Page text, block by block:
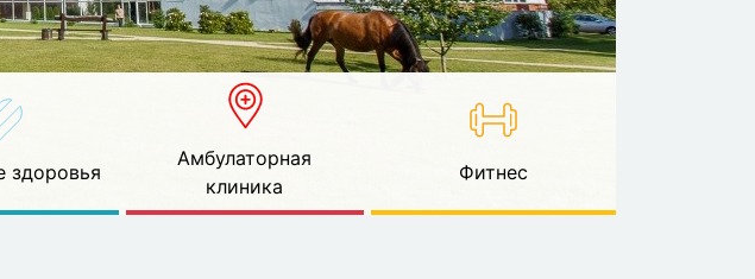
здоровья
Амбулаторная
клиника
Фитнес